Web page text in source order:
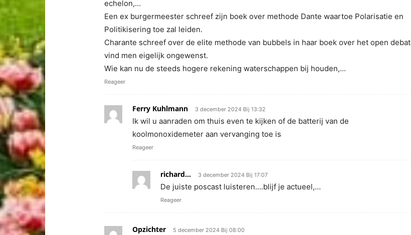
echelon,…
Een ex burgermeester schreef zijn boek over methode Dante waartoe Polarisatie en
Politikisering toe zal leiden.
Charante schreef over de elite methode van bubbels in haar boek over het open debat
vind men eigelijk ongewenst.
Wie kan nu de steeds hogere rekening waterschappen bij houden,…
Reageer
Ferry Kuhlmann 3 december 2024 Bij 13:32
Ik wil u aanraden om thuis even te kijken of de batterij van de
koolmonoxidemeter aan vervanging toe is
Reageer
richard... 3 december 2024 Bij 17:07
De juiste poscast luisteren….blijf je actueel,…
Reageer
Opzichter 5 december 2024 Bij 08:00